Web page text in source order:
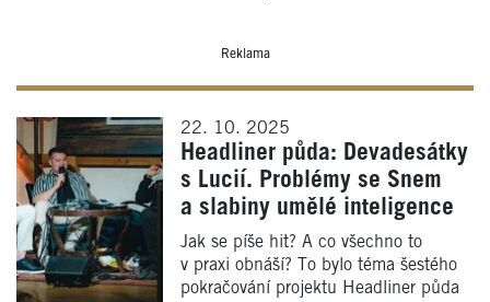
Reklama
22. 10. 2025
Headliner půda: Devadesátky
s Lucií. Problémy se Snem
a slabiny umělé inteligence
Jak se píše hit? A co všechno to
v praxi obnáší? To bylo téma šestého
pokračování projektu Headliner půda